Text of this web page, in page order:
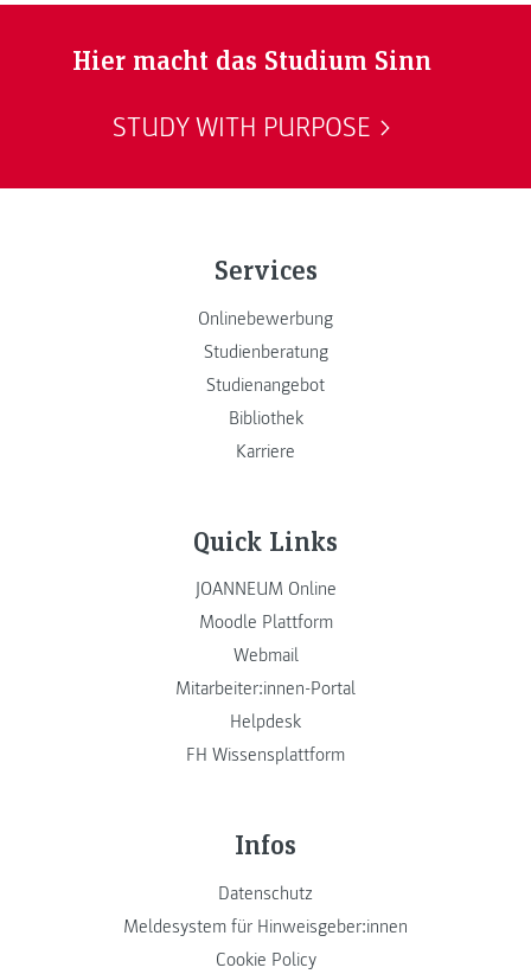
Hier macht das Studium Sinn
STUDY WITH PURPOSE
Services
Onlinebewerbung
Studienberatung
Studienangebot
Bibliothek
Karriere
Quick Links
JOANNEUM Online
Moodle Plattform
Webmail
Mitarbeiter:innen-Portal
Helpdesk
FH Wissensplattform
Infos
Datenschutz
Meldesystem für Hinweisgeber:innen
Cookie Policy